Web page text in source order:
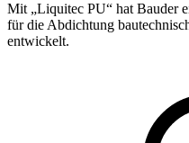
Mit „Liquitec PU“ hat Bauder
für die Abdichtung
entwickelt.